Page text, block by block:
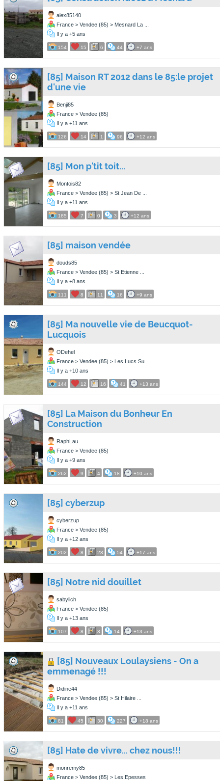
alex85140
France > Vendee (85) > Mesnard La ...
Il y a +5 ans
154 15 6 44 +7 ans
[85] Maison RT 2012 dans le 85:le projet
d'une vie
Benji85
France > Vendee (85)
Il y a +11 ans
126 14 1 96 +12 ans
[85] Mon p'tit toit...
Montois82
France > Vendee (85) > St Jean De ...
Il y a +11 ans
185 7 0 3 +12 ans
[85] maison vendée
douds85
France > Vendee (85) > St Etienne ...
Il y a +8 ans
111 8 11 16 +9 ans
[85] Ma nouvelle vie de Beucquot-
Lucquois
ODehel
France > Vendee (85) > Les Lucs Su...
Il y a +10 ans
144 12 16 41 +13 ans
[85] La Maison du Bonheur En
Construction
RaphLau
France > Vendee (85)
Il y a +9 ans
262 9 4 18 +10 ans
[85] cyberzup
cyberzup
France > Vendee (85)
Il y a +12 ans
202 8 23 54 +17 ans
[85] Notre nid douillet
sabylich
France > Vendee (85)
Il y a +13 ans
107 8 3 14 +13 ans
[85] Nouveaux Loulaysiens - On a
emmenagé !!!
Didine44
France > Vendee (85) > St Hilaire ...
Il y a +11 ans
81 45 30 227 +18 ans
[85] Hate de vivre... chez nous!!!
monremy85
France > Vendee (85) > Les Epesses